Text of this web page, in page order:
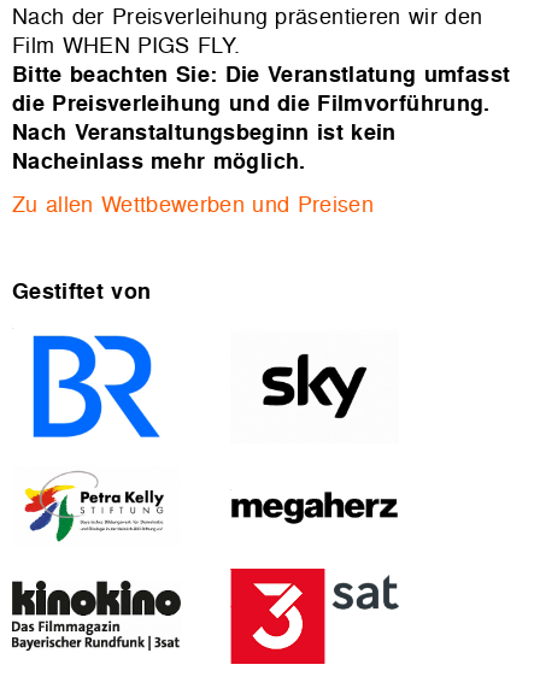
Nach der Preisverleihung präsentieren wir den
Film WHEN PIGS FLY.
Bitte beachten Sie: Die Veranstlatung umfasst
die Preisverleihung und die Filmvorführung.
Nach Veranstaltungsbeginn ist kein
Nacheinlass mehr möglich.
Zu allen Wettbewerben und Preisen
Gestiftet von